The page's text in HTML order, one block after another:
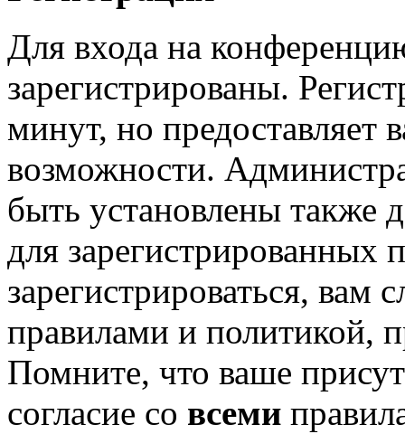
Для входа на
зарегистрированы.
минут, но предоставляет
возможности.
быть установлены также
для зарегистрированных
зарегистрироваться, вам
правилами и политикой,
Помните, что ваше
согласие со всеми